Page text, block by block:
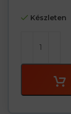
Készleten